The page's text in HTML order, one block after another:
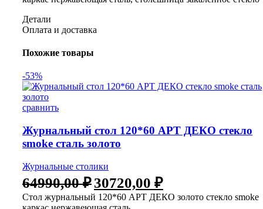
Детали
Оплата и доставка
Похожие товары
-53%
сравнить
Журнальный стол 120*60 АРТ ДЕКО стекло
smoke сталь золото
Журнальные столики
64990,00₽30720,00 ₽
Стол журнальный 120*60 АРТ ДЕКО золото стекло smoke